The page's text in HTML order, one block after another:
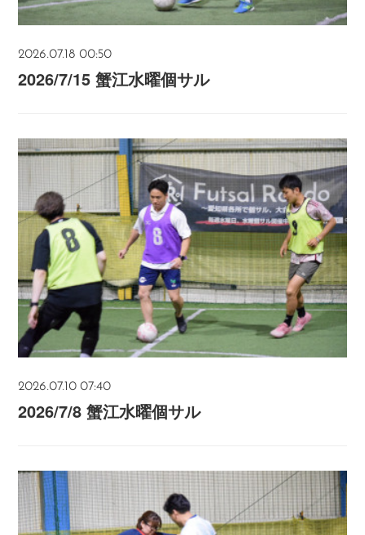
2026.07.18 00:50
2026/7/15 蟹江水曜個サル
2026.07.10 07:40
2026/7/8 蟹江水曜個サル